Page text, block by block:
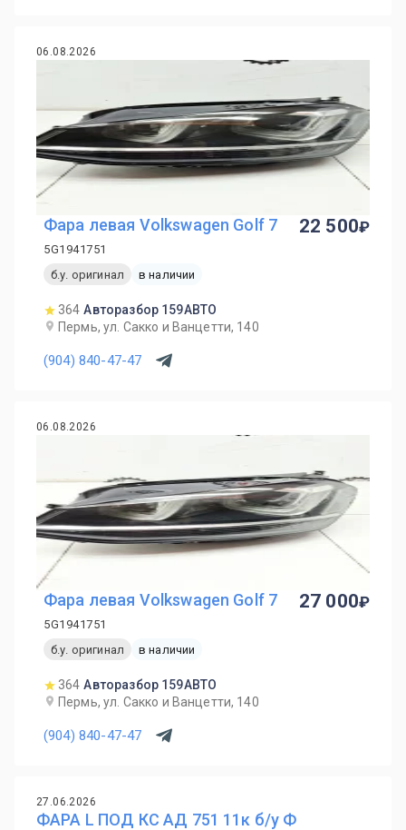
06.08.2026
Фара левая Volkswagen Golf 7
5G1941751
б.у. оригинал
в наличии
364 Авторазбор 159АВТО
Пермь, ул. Сакко и Ванцетти, 140
(904) 840-47-47
22 500
06.08.2026
Фара левая Volkswagen Golf 7
5G1941751
б.у. оригинал
в наличии
364 Авторазбор 159АВТО
Пермь, ул. Сакко и Ванцетти, 140
(904) 840-47-47
27 000
27.06.2026
ФАРА L ПОД КС АД 751 11к б/у Ф